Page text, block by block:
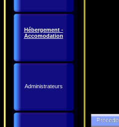
Hébergement -
Accomodation
Administrateurs